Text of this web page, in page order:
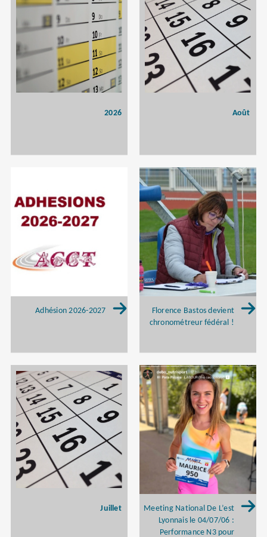
2026 Août
Adhésion 2026-2027
Florence Bastos devient
chronométreur fédéral !
Juillet
Meeting National De L’est
Lyonnais le 04/07/06 :
Performance N3 pour